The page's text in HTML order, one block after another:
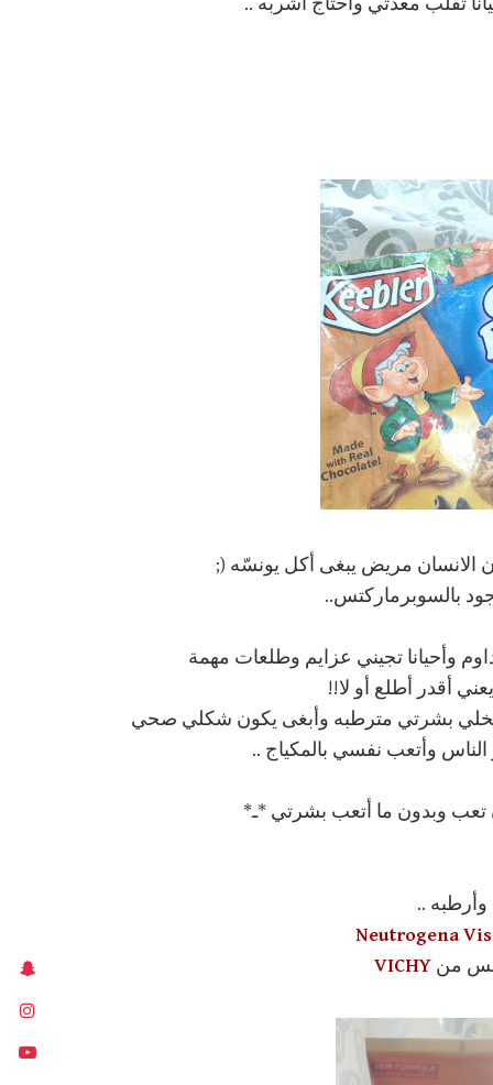
الانسان مريض يبغى أكل يونسّه (;
بالسوبرماركتس..
وأحيانا تجيني عزايم وطلعات مهمة
أقدر أطلع أو لا!!
يخلي بشرتي مترطبه وأبغى يكون شكلي صحي
وأتعب نفسي بالمكياج ..
وبدون ما أتعب بشرتي *ـ*
..
من VICHY